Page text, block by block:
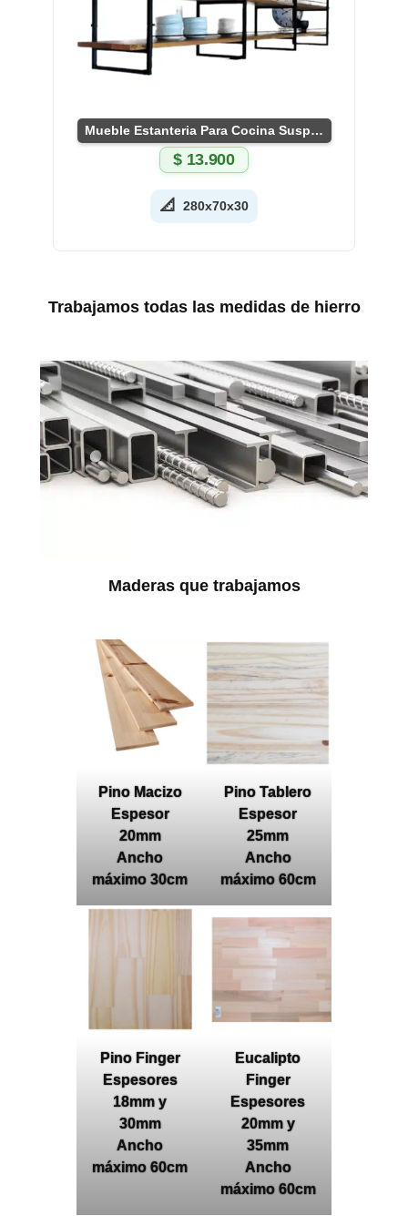
Mueble Estanteria Para Cocina Suspendida
$13.900
📐 280x70x30
Trabajamos todas las medidas de hierro
Maderas que trabajamos
Pino Macizo
Espesor
20mm
Ancho
máximo 30cm
Pino Tablero
Espesor
25mm
Ancho
máximo 60cm
Pino Finger
Espesores
18mm y
30mm
Ancho
máximo 60cm
Eucalipto
Finger
Espesores
20mm y
35mm
Ancho
máximo 60cm